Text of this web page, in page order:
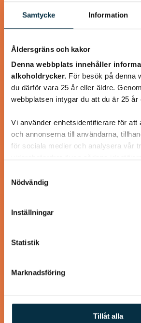
Samtycke Information
Åldersgräns och kakor
Denna webbplats innehåller
alkoholdrycker. För besök på denna
du därför vara 25 år eller äldre.
webbplatsen intygar du att du är 25 år
Vi använder enhetsidentifierare för att
och annonserna till användarna,
för sociala medier och analysera vår
annons- och analysföretag som vi
Dessa kan i sin tur kombinera
information som du har tillhandahållit
samlat in när du har använt deras
Nödvändig
Inställningar
Statistik
Marknadsföring
Tillåt alla
Turkisk köfte
En längtan till Turkisk mat
@heartfriend
Gott lite grovt bröd
Detta brödet gjorde jag i dag i stället